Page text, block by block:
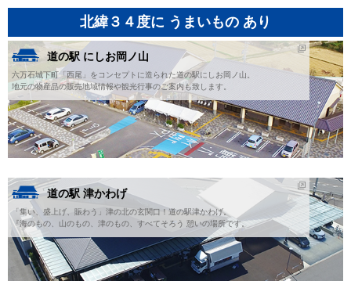
北緯３４度に うまいもの あり
道の駅 にしお岡ノ山
六万石城下町「西尾」をコンセプトに造られた道の駅にしお岡ノ山。
地元の物産品の販売地域情報や観光行事のご案内も致します。
道の駅 津かわげ
「集い、盛上げ、賑わう」津の北の玄関口！道の駅津かわげ。
『海のもの、山のもの、津のもの、すべてそろう 憩いの場所です。